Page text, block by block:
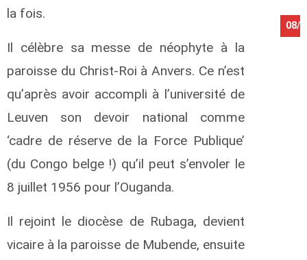
la fois.
Il célèbre sa messe de néophyte à la
paroisse du Christ-Roi à Anvers. Ce n’est
qu’après avoir accompli à l’université de
Leuven son devoir national comme
‘cadre de réserve de la Force Publique’
(du Congo belge !) qu’il peut s’envoler le
8 juillet 1956 pour l’Ouganda.
Il rejoint le diocèse de Rubaga, devient
vicaire à la paroisse de Mubende, ensuite
08/